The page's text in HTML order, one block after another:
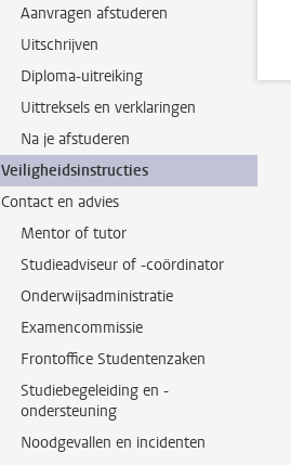
Aanvragen afstuderen
Uitschrijven
Diploma-uitreiking
Uittreksels en verklaringen
Na je afstuderen
Veiligheidsinstructies
Contact en advies
Mentor of tutor
Studieadviseur of -coördinator
Onderwijsadministratie
Examencommissie
Frontoffice Studentenzaken
Studiebegeleiding en -
ondersteuning
Noodgevallen en incidenten